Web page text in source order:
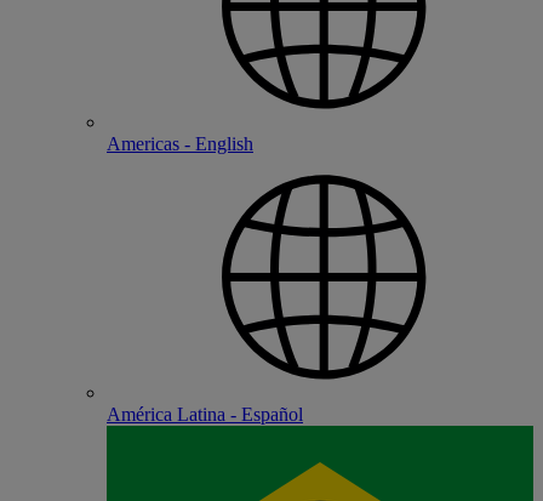
Americas - English
América Latina - Español